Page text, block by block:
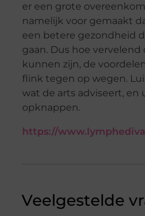
er een grote
namelijk voor gemaakt
een betere gezondheid
gaan. Dus hoe
kunnen zijn, de
flink tegen op wegen.
wat de arts adviseert, en
opknappen.
https://
Veelgestelde